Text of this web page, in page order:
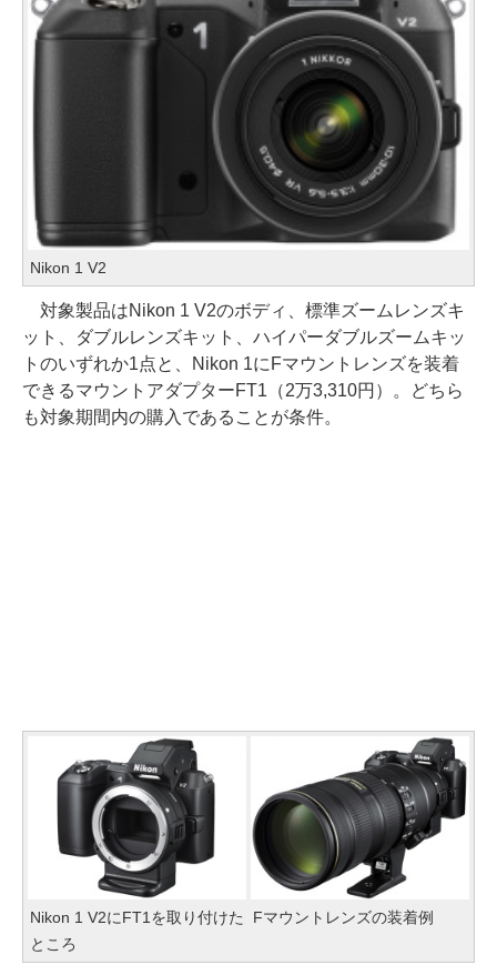
Nikon 1 V2
対象製品はNikon 1 V2のボディ、標準ズームレンズキ
ット、ダブルレンズキット、ハイパーダブルズームキッ
トのいずれか1点と、Nikon 1にFマウントレンズを装着
できるマウントアダプターFT1（2万3,310円）。どちら
も対象期間内の購入であることが条件。
Nikon 1 V2にFT1を取り付けた
ところ
Fマウントレンズの装着例